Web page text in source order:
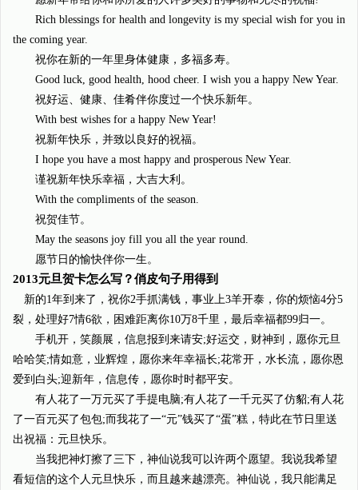
Rich blessings for health and longevity is my special wish for you in
the coming year.
祝你在新的一年里身体健康，多福多寿。
Good luck, good health, hood cheer. I wish you a happy New Year.
祝好运、健康、佳肴伴你度过一个快乐新年。
With best wishes for a happy New Year!
祝新年快乐，并致以良好的祝福。
I hope you have a most happy and prosperous New Year.
谨祝新年快乐幸福，大吉大利。
With the compliments of the season.
祝贺佳节。
May the seasons joy fill you all the year round.
愿节日的愉快伴你一生。
2013元旦贺卡怎么写？俏皮句子用得到
新的1年到来了，祝你2手抓满钱，事业上3羊开泰，你的烦恼4分5
裂，处理好7情6欲，困难距离你10万8千里，最后幸福都99归一。
手机开，笑颜展，信息报到来请安;好运交，财神到，愿你元旦
哈哈笑;情如意，业辉煌，愿你来年幸福长;花常开，水长流，愿你恩
爱到白头;迎新年，信息传，愿你时时都平安。
有人花了一万元买了手提电脑;有人花了一千元买了仿貂;有人花
了一百元买了包包;而我花了一“元”钱买了“蛋”糕，特此在节日里送
出祝福：元旦快乐。
当我把神灯擦了三下，神仙说我可以许两个愿望。我说我希望
看短信的这个人元旦快乐，而且越来越漂亮。神仙说，我只能满足